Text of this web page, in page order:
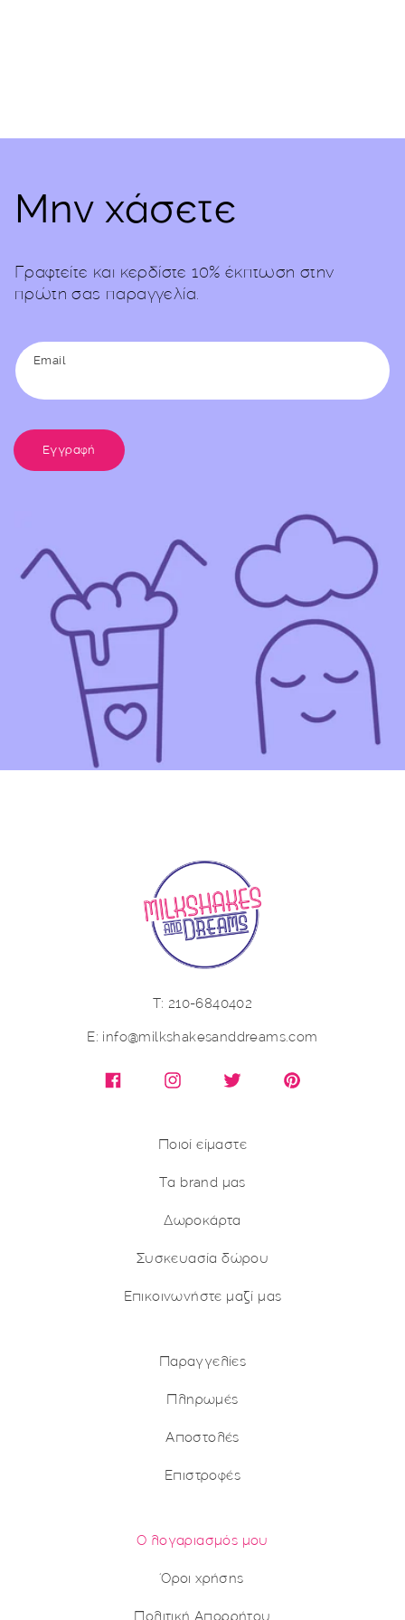
Μην χάσετε
Γραφτείτε και κερδίστε 10% έκπτωση στην
πρώτη σας παραγγελία.
Email
Εγγραφή
Τ: 210-6840402
E: info@milkshakesanddreams.com
Facebook Instagram X (Twitter) Pinterest
Ποιοί είμαστε
Τα brand μας
Δωροκάρτα
Συσκευασία δώρου
Επικοινωνήστε μαζί μας
Παραγγελίες
Πληρωμές
Αποστολές
Επιστροφές
Ο λογαριασμός μου
Όροι χρήσης